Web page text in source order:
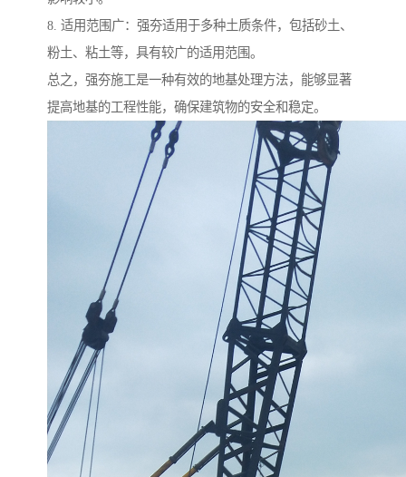
8. 适用范围广：强夯适用于多种土质条件，包括砂土、
粉土、粘土等，具有较广的适用范围。
总之，强夯施工是一种有效的地基处理方法，能够显著
提高地基的工程性能，确保建筑物的安全和稳定。